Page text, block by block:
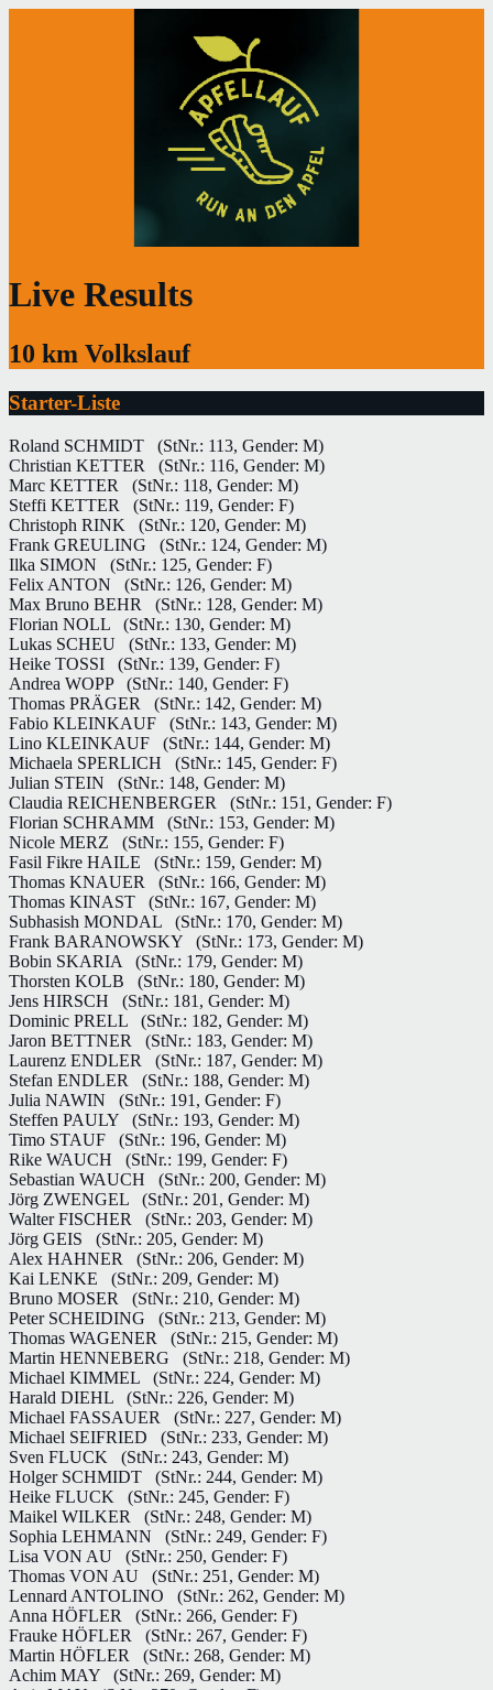
Live Results
10 km Volkslauf
Starter-Liste
Roland SCHMIDT
(StNr.: 113, Gender: M)
Christian KETTER
(StNr.: 116, Gender: M)
Marc KETTER
(StNr.: 118, Gender: M)
Steffi KETTER
(StNr.: 119, Gender: F)
Christoph RINK
(StNr.: 120, Gender: M)
Frank GREULING
(StNr.: 124, Gender: M)
Ilka SIMON
(StNr.: 125, Gender: F)
Felix ANTON
(StNr.: 126, Gender: M)
Max Bruno BEHR
(StNr.: 128, Gender: M)
Florian NOLL
(StNr.: 130, Gender: M)
Lukas SCHEU
(StNr.: 133, Gender: M)
Heike TOSSI
(StNr.: 139, Gender: F)
Andrea WOPP
(StNr.: 140, Gender: F)
Thomas PRÄGER
(StNr.: 142, Gender: M)
Fabio KLEINKAUF
(StNr.: 143, Gender: M)
Lino KLEINKAUF
(StNr.: 144, Gender: M)
Michaela SPERLICH
(StNr.: 145, Gender: F)
Julian STEIN
(StNr.: 148, Gender: M)
Claudia REICHENBERGER
(StNr.: 151, Gender: F)
Florian SCHRAMM
(StNr.: 153, Gender: M)
Nicole MERZ
(StNr.: 155, Gender: F)
Fasil Fikre HAILE
(StNr.: 159, Gender: M)
Thomas KNAUER
(StNr.: 166, Gender: M)
Thomas KINAST
(StNr.: 167, Gender: M)
Subhasish MONDAL
(StNr.: 170, Gender: M)
Frank BARANOWSKY
(StNr.: 173, Gender: M)
Bobin SKARIA
(StNr.: 179, Gender: M)
Thorsten KOLB
(StNr.: 180, Gender: M)
Jens HIRSCH
(StNr.: 181, Gender: M)
Dominic PRELL
(StNr.: 182, Gender: M)
Jaron BETTNER
(StNr.: 183, Gender: M)
Laurenz ENDLER
(StNr.: 187, Gender: M)
Stefan ENDLER
(StNr.: 188, Gender: M)
Julia NAWIN
(StNr.: 191, Gender: F)
Steffen PAULY
(StNr.: 193, Gender: M)
Timo STAUF
(StNr.: 196, Gender: M)
Rike WAUCH
(StNr.: 199, Gender: F)
Sebastian WAUCH
(StNr.: 200, Gender: M)
Jörg ZWENGEL
(StNr.: 201, Gender: M)
Walter FISCHER
(StNr.: 203, Gender: M)
Jörg GEIS
(StNr.: 205, Gender: M)
Alex HAHNER
(StNr.: 206, Gender: M)
Kai LENKE
(StNr.: 209, Gender: M)
Bruno MOSER
(StNr.: 210, Gender: M)
Peter SCHEIDING
(StNr.: 213, Gender: M)
Thomas WAGENER
(StNr.: 215, Gender: M)
Martin HENNEBERG
(StNr.: 218, Gender: M)
Michael KIMMEL
(StNr.: 224, Gender: M)
Harald DIEHL
(StNr.: 226, Gender: M)
Michael FASSAUER
(StNr.: 227, Gender: M)
Michael SEIFRIED
(StNr.: 233, Gender: M)
Sven FLUCK
(StNr.: 243, Gender: M)
Holger SCHMIDT
(StNr.: 244, Gender: M)
Heike FLUCK
(StNr.: 245, Gender: F)
Maikel WILKER
(StNr.: 248, Gender: M)
Sophia LEHMANN
(StNr.: 249, Gender: F)
Lisa VON AU
(StNr.: 250, Gender: F)
Thomas VON AU
(StNr.: 251, Gender: M)
Lennard ANTOLINO
(StNr.: 262, Gender: M)
Anna HÖFLER
(StNr.: 266, Gender: F)
Frauke HÖFLER
(StNr.: 267, Gender: F)
Martin HÖFLER
(StNr.: 268, Gender: M)
Achim MAY
(StNr.: 269, Gender: M)